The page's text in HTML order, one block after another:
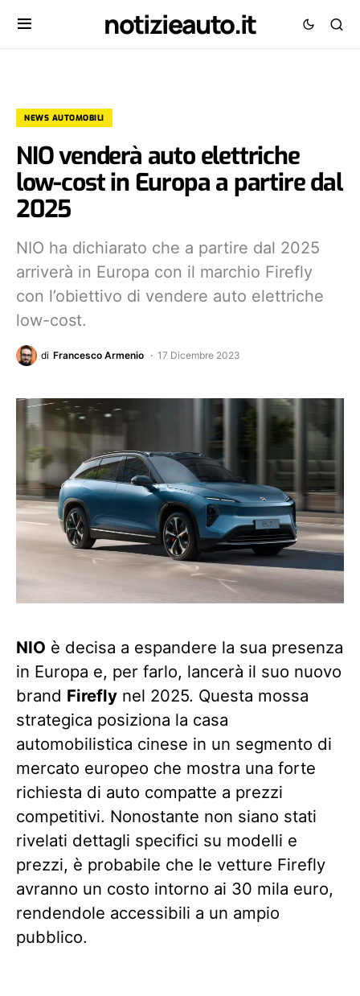
notizieauto.it
NEWS AUTOMOBILI
NIO venderà auto elettriche
low-cost in Europa a partire dal
2025
NIO ha dichiarato che a partire dal 2025
arriverà in Europa con il marchio Firefly
con l’obiettivo di vendere auto elettriche
low-cost.
di Francesco Armenio 17 Dicembre 2023
NIO è decisa a espandere la sua presenza
in Europa e, per farlo, lancerà il suo nuovo
brand Firefly nel 2025. Questa mossa
strategica posiziona la casa
automobilistica cinese in un segmento di
mercato europeo che mostra una forte
richiesta di auto compatte a prezzi
competitivi. Nonostante non siano stati
rivelati dettagli specifici su modelli e
prezzi, è probabile che le vetture Firefly
avranno un costo intorno ai 30 mila euro,
rendendole accessibili a un ampio
pubblico.